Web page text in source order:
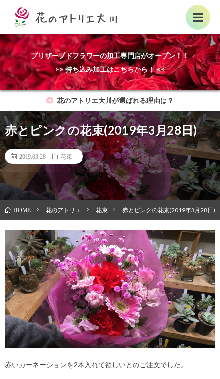
プリザーブドフラワーの加工専門店がオープン！！
>> 持ち込み加工はこちらから！ <<
花のアトリエ大川が選ばれる理由は？
赤とピンクの花束(2019年3月28日)
2019.03.28 花束
HOME 花のアトリエ 花束 赤とピンクの花束(2019年3月28日)
赤いカーネーションを2本入れて欲しいとのご注文でした。